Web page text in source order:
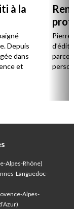
à la
Depuis
dans
et
Alpes-Rhône)
Languedoc-
Alpes-
)